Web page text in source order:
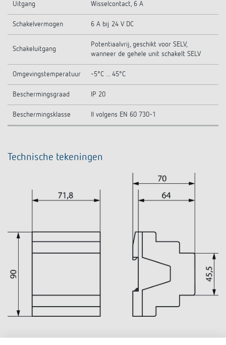
Uitgang Wisselcontact, 6 A
Schakelvermogen 6 A bij 24 V DC
Schakeluitgang
Potentiaalvrij, geschikt voor SELV,
wanneer de gehele unit schakelt SELV
Omgevingstemperatuur -5°C ... 45°C
Beschermingsgraad IP 20
Beschermingsklasse II volgens EN 60 730-1
Technische tekeningen